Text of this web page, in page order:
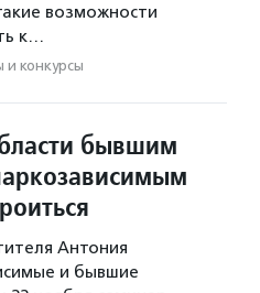
возможности
к…
и конкурсы
бывшим
Антония
и бывшие